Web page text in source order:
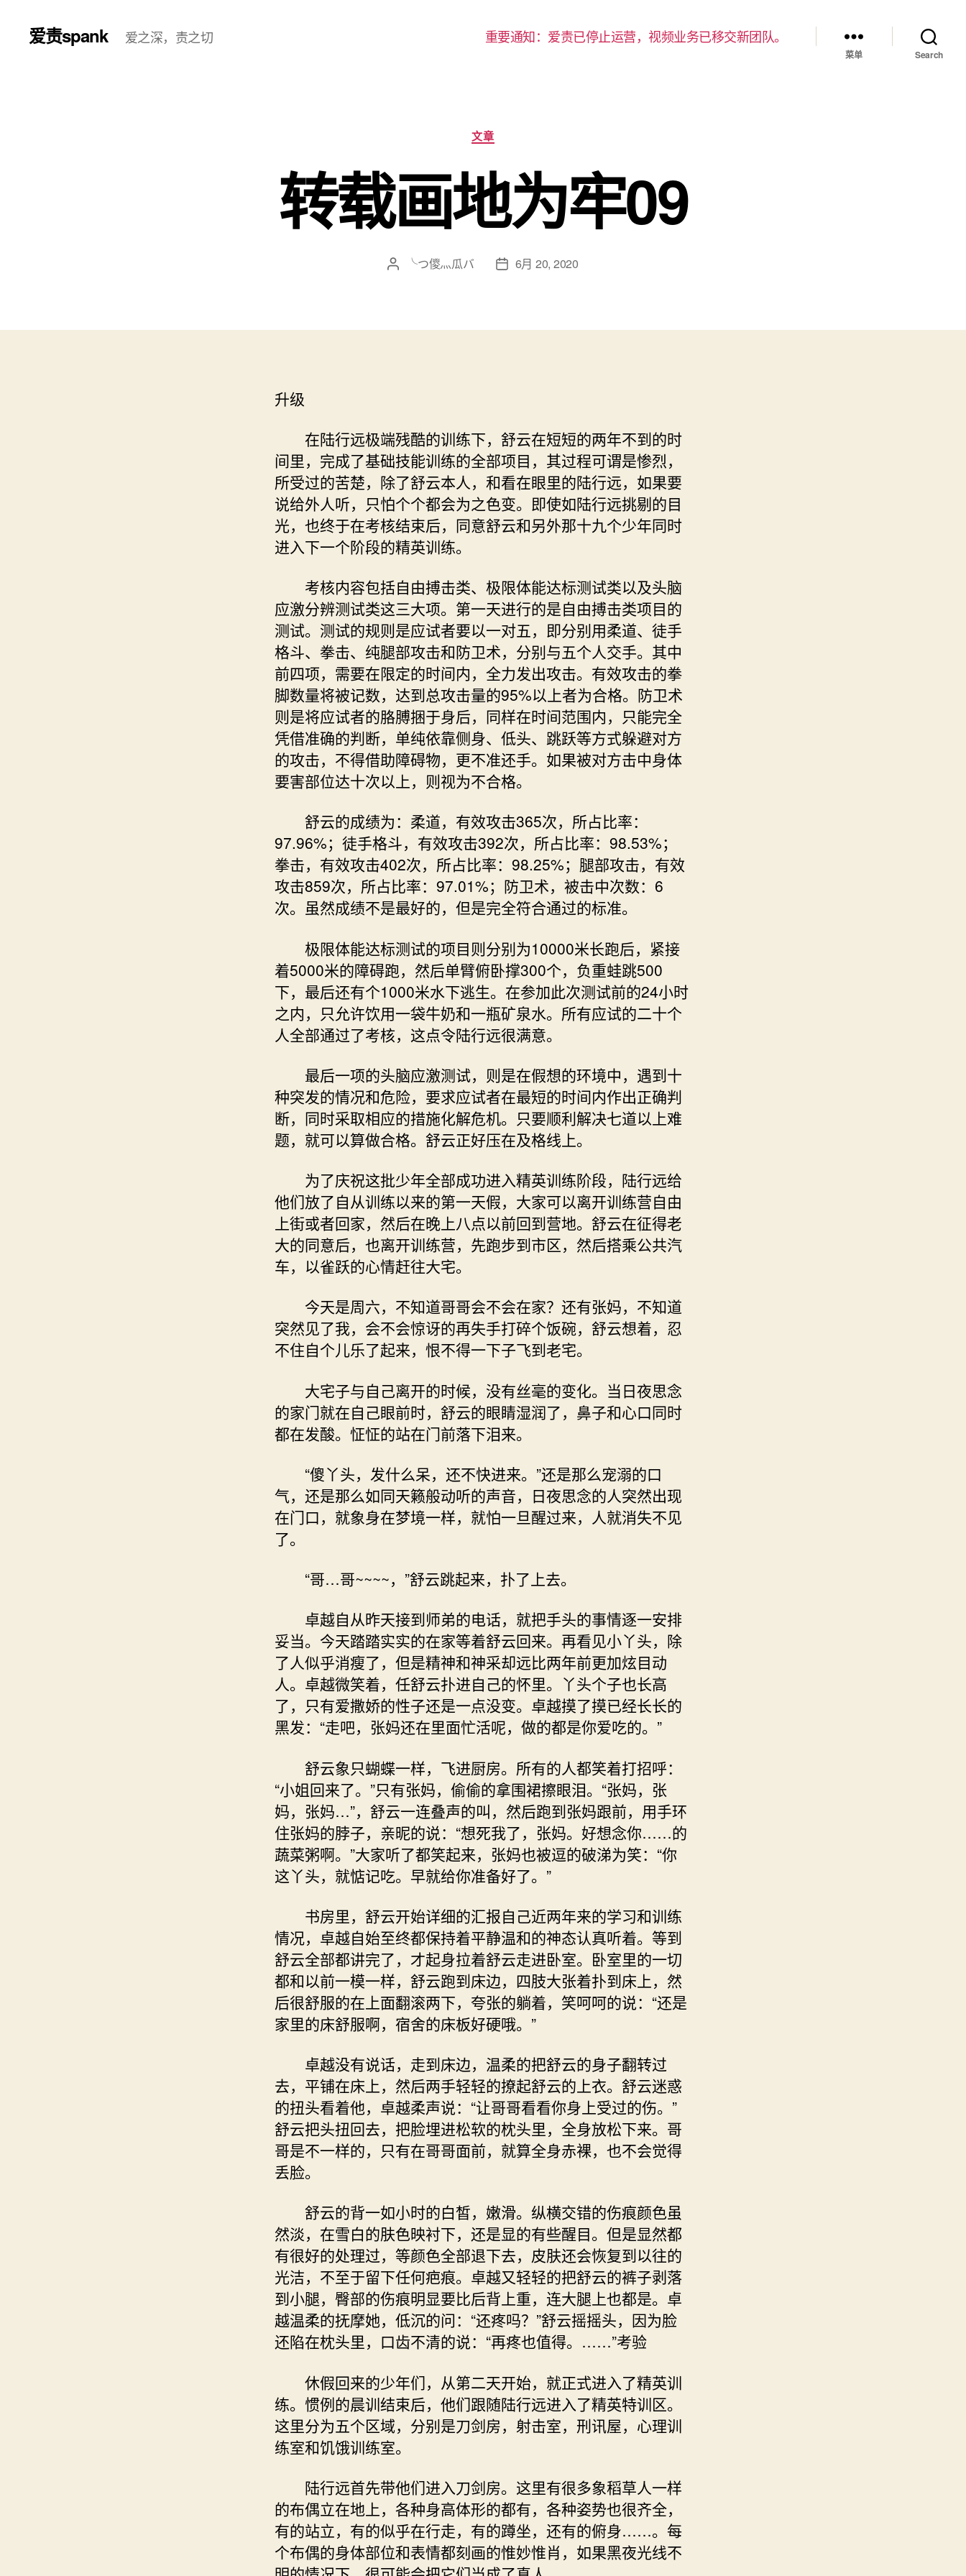
爱责spank 爱之深，责之切 重要通知：爱责已停止运营，视频业务已移交新团队。
菜单 Search
分
类
文章
转载画地为牢09
文
╰つ儍灬瓜バ
发 6月 20, 2020
升级
在陆行远极端残酷的训练下，舒云在短短的两年不到的时
间里，完成了基础技能训练的全部项目，其过程可谓是惨烈，
所受过的苦楚，除了舒云本人，和看在眼里的陆行远，如果要
说给外人听，只怕个个都会为之色变。即使如陆行远挑剔的目
光，也终于在考核结束后，同意舒云和另外那十九个少年同时
进入下一个阶段的精英训练。
考核内容包括自由搏击类、极限体能达标测试类以及头脑
应激分辨测试类这三大项。第一天进行的是自由搏击类项目的
测试。测试的规则是应试者要以一对五，即分别用柔道、徒手
格斗、拳击、纯腿部攻击和防卫术，分别与五个人交手。其中
前四项，需要在限定的时间内，全力发出攻击。有效攻击的拳
脚数量将被记数，达到总攻击量的95%以上者为合格。防卫术
则是将应试者的胳膊捆于身后，同样在时间范围内，只能完全
凭借准确的判断，单纯依靠侧身、低头、跳跃等方式躲避对方
的攻击，不得借助障碍物，更不准还手。如果被对方击中身体
要害部位达十次以上，则视为不合格。
舒云的成绩为：柔道，有效攻击365次，所占比率：
97.96%；徒手格斗，有效攻击392次，所占比率：98.53%；
拳击，有效攻击402次，所占比率：98.25%；腿部攻击，有效
攻击859次，所占比率：97.01%；防卫术，被击中次数：6
次。虽然成绩不是最好的，但是完全符合通过的标准。
极限体能达标测试的项目则分别为10000米长跑后，紧接
着5000米的障碍跑，然后单臂俯卧撑300个，负重蛙跳500
下，最后还有个1000米水下逃生。在参加此次测试前的24小时
之内，只允许饮用一袋牛奶和一瓶矿泉水。所有应试的二十个
人全部通过了考核，这点令陆行远很满意。
最后一项的头脑应激测试，则是在假想的环境中，遇到十
种突发的情况和危险，要求应试者在最短的时间内作出正确判
断，同时采取相应的措施化解危机。只要顺利解决七道以上难
题，就可以算做合格。舒云正好压在及格线上。
为了庆祝这批少年全部成功进入精英训练阶段，陆行远给
他们放了自从训练以来的第一天假，大家可以离开训练营自由
上街或者回家，然后在晚上八点以前回到营地。舒云在征得老
大的同意后，也离开训练营，先跑步到市区，然后搭乘公共汽
车，以雀跃的心情赶往大宅。
今天是周六，不知道哥哥会不会在家？还有张妈，不知道
突然见了我，会不会惊讶的再失手打碎个饭碗，舒云想着，忍
不住自个儿乐了起来，恨不得一下子飞到老宅。
大宅子与自己离开的时候，没有丝毫的变化。当日夜思念
的家门就在自己眼前时，舒云的眼睛湿润了，鼻子和心口同时
都在发酸。怔怔的站在门前落下泪来。
“傻丫头，发什么呆，还不快进来。”还是那么宠溺的口
气，还是那么如同天籁般动听的声音，日夜思念的人突然出现
在门口，就象身在梦境一样，就怕一旦醒过来，人就消失不见
了。
“哥…哥~~~~，”舒云跳起来，扑了上去。
卓越自从昨天接到师弟的电话，就把手头的事情逐一安排
妥当。今天踏踏实实的在家等着舒云回来。再看见小丫头，除
了人似乎消瘦了，但是精神和神采却远比两年前更加炫目动
人。卓越微笑着，任舒云扑进自己的怀里。丫头个子也长高
了，只有爱撒娇的性子还是一点没变。卓越摸了摸已经长长的
黑发：“走吧，张妈还在里面忙活呢，做的都是你爱吃的。”
舒云象只蝴蝶一样，飞进厨房。所有的人都笑着打招呼：
“小姐回来了。”只有张妈，偷偷的拿围裙擦眼泪。“张妈，张
妈，张妈…”，舒云一连叠声的叫，然后跑到张妈跟前，用手环
住张妈的脖子，亲昵的说：“想死我了，张妈。好想念你……的
蔬菜粥啊。”大家听了都笑起来，张妈也被逗的破涕为笑：“你
这丫头，就惦记吃。早就给你准备好了。”
书房里，舒云开始详细的汇报自己近两年来的学习和训练
情况，卓越自始至终都保持着平静温和的神态认真听着。等到
舒云全部都讲完了，才起身拉着舒云走进卧室。卧室里的一切
都和以前一模一样，舒云跑到床边，四肢大张着扑到床上，然
后很舒服的在上面翻滚两下，夸张的躺着，笑呵呵的说：“还是
家里的床舒服啊，宿舍的床板好硬哦。”
卓越没有说话，走到床边，温柔的把舒云的身子翻转过
去，平铺在床上，然后两手轻轻的撩起舒云的上衣。舒云迷惑
的扭头看着他，卓越柔声说：“让哥哥看看你身上受过的伤。”
舒云把头扭回去，把脸埋进松软的枕头里，全身放松下来。哥
哥是不一样的，只有在哥哥面前，就算全身赤裸，也不会觉得
丢脸。
舒云的背一如小时的白皙，嫩滑。纵横交错的伤痕颜色虽
然淡，在雪白的肤色映衬下，还是显的有些醒目。但是显然都
有很好的处理过，等颜色全部退下去，皮肤还会恢复到以往的
光洁，不至于留下任何疤痕。卓越又轻轻的把舒云的裤子剥落
到小腿，臀部的伤痕明显要比后背上重，连大腿上也都是。卓
越温柔的抚摩她，低沉的问：“还疼吗？”舒云摇摇头，因为脸
还陷在枕头里，口齿不清的说：“再疼也值得。……”考验
休假回来的少年们，从第二天开始，就正式进入了精英训
练。惯例的晨训结束后，他们跟随陆行远进入了精英特训区。
这里分为五个区域，分别是刀剑房，射击室，刑讯屋，心理训
练室和饥饿训练室。
陆行远首先带他们进入刀剑房。这里有很多象稻草人一样
的布偶立在地上，各种身高体形的都有，各种姿势也很齐全，
有的站立，有的似乎在行走，有的蹲坐，还有的俯身……。每
个布偶的身体部位和表情都刻画的惟妙惟肖，如果黑夜光线不